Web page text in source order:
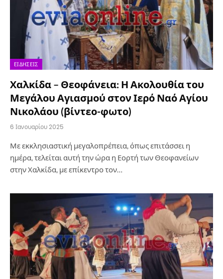
ΕΙΔΉΣΕΙΣ
Χαλκίδα – Θεοφάνεια: Η Ακολουθία του
Μεγάλου Αγιασμού στον Ιερό Ναό Αγίου
Νικολάου (βίντεο-φωτο)
6 Ιανουαρίου 2025
Με εκκλησιαστική μεγαλοπρέπεια, όπως επιτάσσει η
ημέρα, τελείται αυτή την ώρα η Εορτή των Θεοφανείων
στην Χαλκίδα, με επίκεντρο τον…